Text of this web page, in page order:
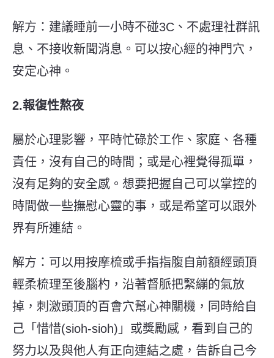
解方：建議睡前一小時不碰3C、不處理社群訊
息、不接收新聞消息。可以按心經的神門穴，
安定心神。
2.報復性熬夜
屬於心理影響，平時忙碌於工作、家庭、各種
責任，沒有自己的時間；或是心裡覺得孤單，
沒有足夠的安全感。想要把握自己可以掌控的
時間做一些撫慰心靈的事，或是希望可以跟外
界有所連結。
解方：可以用按摩梳或手指指腹自前額經頭頂
輕柔梳理至後腦杓，沿著督脈把緊繃的氣放
掉，刺激頭頂的百會穴幫心神關機，同時給自
己「惜惜(sioh-sioh)」或獎勵感，看到自己的
努力以及與他人有正向連結之處，告訴自己今